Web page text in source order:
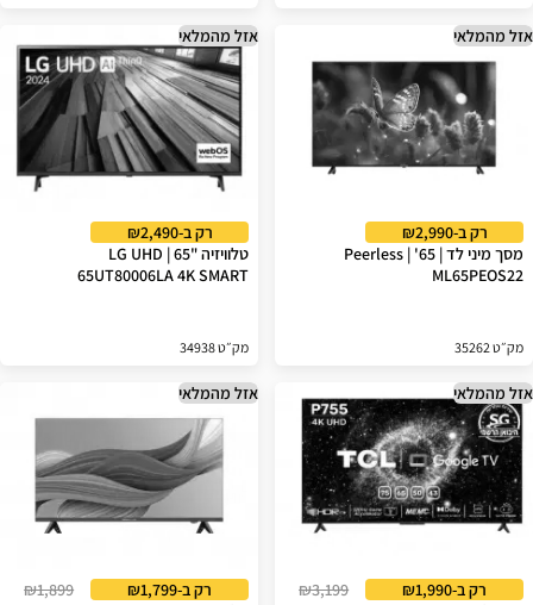
אזל מהמלאי
רק ב-₪2,990
מסך מיני לד | 65' | Peerless
ML65PEOS22
מק״ט 35262
אזל מהמלאי
רק ב-₪2,490
טלוויזיה "65 | LG UHD
65UT80006LA 4K SMART
מק״ט 34938
אזל מהמלאי
רק ב-₪1,990
₪3,199
אזל מהמלאי
רק ב-₪1,799
₪1,899